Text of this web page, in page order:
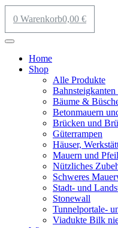
0,00 €
0 Warenkorb
Home
Shop
Alle Produkte
Bäume &
Betonmauern
Brücken und
Güterrampen
Häuser,
Mauern und
Nützliches
Schweres
Stadt- und
Stonewall
Tunnelportale-
Viadukte Bilk